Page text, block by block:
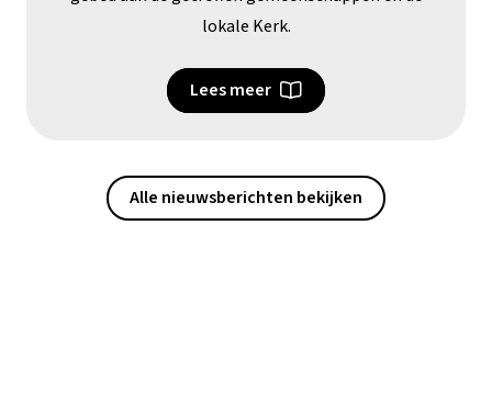
lokale Kerk.
Lees meer
Alle nieuwsberichten bekijken